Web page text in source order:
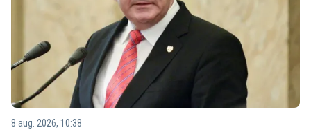
8 aug. 2026, 10:38